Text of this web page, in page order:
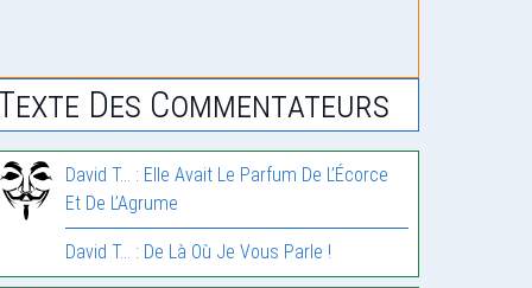
Des Commentateurs
David T... : Elle Avait Le Parfum De L’Écorce
Et De L’Agrume
David T... : De Là Où Je Vous Parle !